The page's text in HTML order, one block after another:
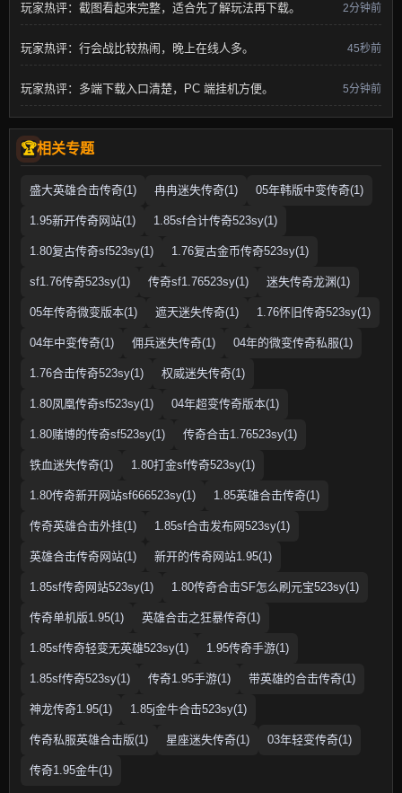
玩家热评：截图看起来完整，适合先了解玩法再下载。 2分钟前
玩家热评：行会战比较热闹，晚上在线人多。 45秒前
玩家热评：多端下载入口清楚，PC 端挂机方便。 5分钟前
相关专题
盛大英雄合击传奇(1) 冉冉迷失传奇(1) 05年韩版中变传奇(1)
1.95新开传奇网站(1) 1.85sf合计传奇523sy(1)
1.80复古传奇sf523sy(1) 1.76复古金币传奇523sy(1)
sf1.76传奇523sy(1) 传奇sf1.76523sy(1) 迷失传奇龙渊(1)
05年传奇微变版本(1) 遮天迷失传奇(1) 1.76怀旧传奇523sy(1)
04年中变传奇(1) 佣兵迷失传奇(1) 04年的微变传奇私服(1)
1.76合击传奇523sy(1) 权威迷失传奇(1)
1.80凤凰传奇sf523sy(1) 04年超变传奇版本(1)
1.80赌博的传奇sf523sy(1) 传奇合击1.76523sy(1)
铁血迷失传奇(1) 1.80打金sf传奇523sy(1)
1.80传奇新开网站sf666523sy(1) 1.85英雄合击传奇(1)
传奇英雄合击外挂(1) 1.85sf合击发布网523sy(1)
英雄合击传奇网站(1) 新开的传奇网站1.95(1)
1.85sf传奇网站523sy(1) 1.80传奇合击SF怎么刷元宝523sy(1)
传奇单机版1.95(1) 英雄合击之狂暴传奇(1)
1.85sf传奇轻变无英雄523sy(1) 1.95传奇手游(1)
1.85sf传奇523sy(1) 传奇1.95手游(1) 带英雄的合击传奇(1)
神龙传奇1.95(1) 1.85j金牛合击523sy(1)
传奇私服英雄合击版(1) 星座迷失传奇(1) 03年轻变传奇(1)
传奇1.95金牛(1)